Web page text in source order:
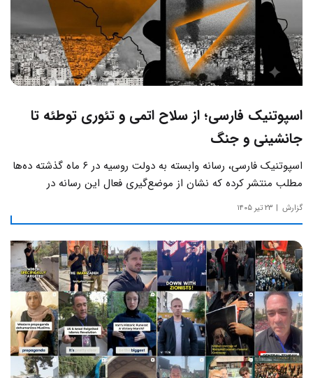
اسپوتنیک فارسی؛ از سلاح اتمی و تئوری توطئه تا
جانشینی و جنگ
اسپوتنیک فارسی، رسانه وابسته به دولت روسیه در ۶ ماه گذشته ده‌ها
مطلب منتشر کرده که نشان از موضع‌گیری فعال این رسانه‌ در
حساس‌ترین مسائل چالش‌های داخلی ایران دارد.
گزارش ۲۳ تیر ۱۴۰۵